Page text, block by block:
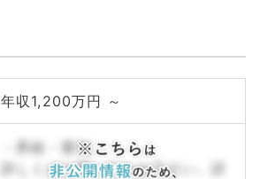
年収1,200万円 ～
・昇給・賞与
詳しくはお問い合わせ下さい。詳